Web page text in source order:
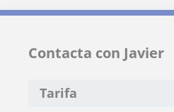
Contacta con Javier
Tarifa